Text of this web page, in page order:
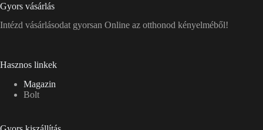
Gyors vásárlás
Intézd vásárlásodat gyorsan Online az otthonod kényelméből!
Hasznos linkek
Magazin
Bolt